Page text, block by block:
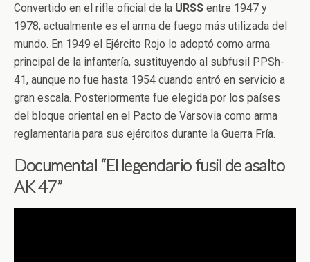
Convertido en el rifle oficial de la URSS entre 1947 y
1978, actualmente es el arma de fuego más utilizada del
mundo. En 1949 el Ejército Rojo lo adoptó como arma
principal de la infantería, sustituyendo al subfusil PPSh-
41, aunque no fue hasta 1954 cuando entró en servicio a
gran escala. Posteriormente fue elegida por los países
del bloque oriental en el Pacto de Varsovia como arma
reglamentaria para sus ejércitos durante la Guerra Fría.
Documental “El legendario fusil de asalto
AK 47”